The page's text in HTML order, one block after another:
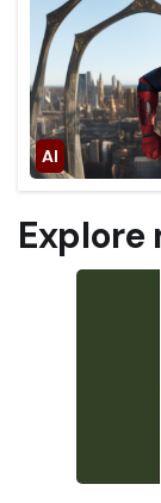
Explore